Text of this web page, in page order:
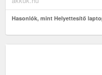
Hasonlók, mint Helyettesítő